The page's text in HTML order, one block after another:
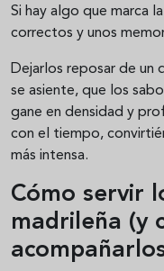
Si hay algo que marca
correctos y unos
Dejarlos reposar de un
se asiente, que los
gane en densidad y
con el tiempo,
más intensa.
Cómo servir
madrileña (y